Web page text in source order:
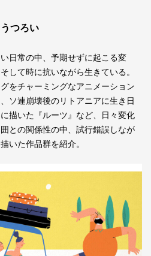
つろい
日常の中、予期せずに起こる変
して時に抗いながら生きている。
をチャーミングなアニメーション
ソ連崩壊後のリトアニアに生き日
描いた『ルーツ』など、日々変化
との関係性の中、試行錯誤しなが
いた作品群を紹介。